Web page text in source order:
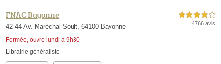
FNAC Bayonne
42-44 Av. Maréchal Soult, 64100 Bayonne
Fermée, ouvre lundi à 9h30
4,0 étoiles sur 5
4766 avis
Librairie généraliste